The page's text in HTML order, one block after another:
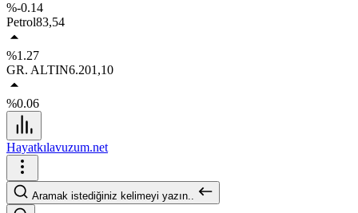
%-0.14
Petrol83,54
%1.27
GR. ALTIN6.201,10
%0.06
Hayatkılavuzum.net
Aramak istediğiniz kelimeyi yazın..